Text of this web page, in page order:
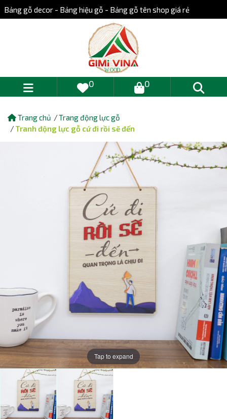
Trang chủ
Trang động lực gỗ
Tranh động lực gỗ cứ đi rồi sẽ đến
Tap to expand
Bảng gỗ decor - Bảng hiệu gỗ - Bảng gỗ tên shop giá rẻ
0 0